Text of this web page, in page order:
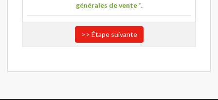
générales de vente *.
>> Étape suivante